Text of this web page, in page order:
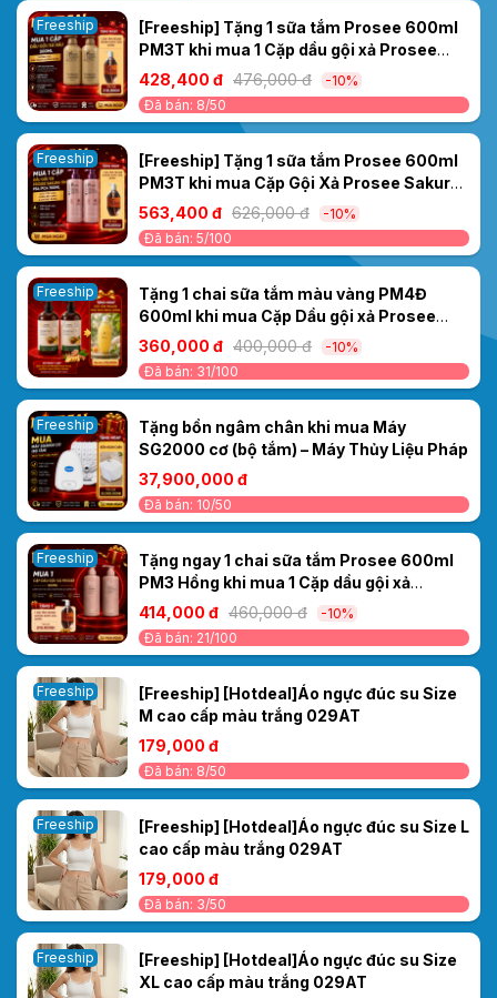
Freeship
[Freeship] Tặng 1 sữa tắm Prosee 600ml
PM3T khi mua 1 Cặp dầu gội xả Prosee
nâu 500ml PS5/PC5
428,400 đ 476,000 đ
-10%
Đã bán: 8/50
Freeship
[Freeship] Tặng 1 sữa tắm Prosee 600ml
PM3T khi mua Cặp Gội Xả Prosee Sakura
Tím PS4/PC4 700ml– Cho Tóc Dầu, Giảm
Bết Dính & Chống Rụng
563,400 đ 626,000 đ
-10%
Đã bán: 5/100
Freeship
Tặng 1 chai sữa tắm màu vàng PM4Đ
600ml khi mua Cặp Dầu gội xả Prosee
PS12/PC12 Dưỡng sinh Gừng 500ml –
Dưỡng tóc khỏe, mềm mượt
360,000 đ 400,000 đ
-10%
Đã bán: 31/100
Freeship
Tặng bồn ngâm chân khi mua Máy
SG2000 cơ (bộ tắm) – Máy Thủy Liệu Pháp
37,900,000 đ
Đã bán: 10/50
Freeship
Tặng ngay 1 chai sữa tắm Prosee 600ml
PM3 Hồng khi mua 1 Cặp dầu gội xả
Prosee PS2/PC2 Sakura Moisturizing
500ml – KHỬ MÙI MỒ HÔI DẦU- MIỄN PHÍ
SHIP
414,000 đ 460,000 đ
-10%
Đã bán: 21/100
Freeship
[Freeship] [Hotdeal]Áo ngực đúc su Size
M cao cấp màu trắng 029AT
179,000 đ
Đã bán: 8/50
Freeship
[Freeship] [Hotdeal]Áo ngực đúc su Size L
cao cấp màu trắng 029AT
179,000 đ
Đã bán: 3/50
Freeship
[Freeship] [Hotdeal]Áo ngực đúc su Size
XL cao cấp màu trắng 029AT